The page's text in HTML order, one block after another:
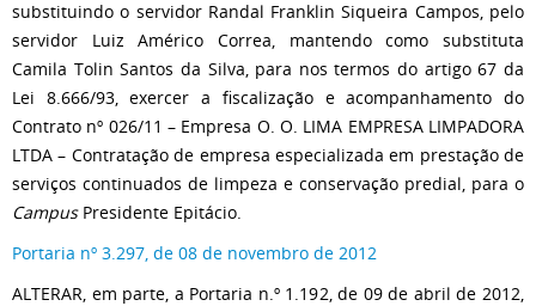
substituindo o servidor Randal Franklin Siqueira Campos, pelo
servidor Luiz Américo Correa, mantendo como substituta
Camila Tolin Santos da Silva, para nos termos do artigo 67 da
Lei 8.666/93, exercer a fiscalização e acompanhamento do
Contrato nº 026/11 – Empresa O. O. LIMA EMPRESA LIMPADORA
LTDA – Contratação de empresa especializada em prestação de
serviços continuados de limpeza e conservação predial, para o
CampusPresidente Epitácio.
Portaria nº 3.297, de 08 de novembro de 2012
ALTERAR, em parte, a Portaria n.º 1.192, de 09 de abril de 2012,